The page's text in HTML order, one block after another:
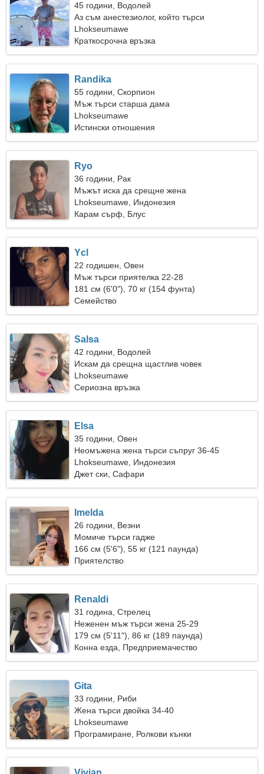
45 години, Водолей
Аз съм анестезиолог, който търси
привлекателна жена
Lhokseumawe
Краткосрочна връзка
Randika
55 години, Скорпион
Мъж търси старша дама
Lhokseumawe
Истински отношения
Ryo
36 години, Рак
Мъжът иска да срещне жена
Lhokseumawe, Индонезия
Карам сърф, Блус
Ycl
22 годишен, Овен
Мъж търси приятелка 22-28
181 см (6'0"), 70 кг (154 фунта)
Семейство
Salsa
42 години, Водолей
Искам да срещна щастлив човек
Lhokseumawe
Сериозна връзка
Elsa
35 години, Овен
Неомъжена жена търси съпруг 36-45
Lhokseumawe, Индонезия
Джет ски, Сафари
Imelda
26 години, Везни
Момиче търси гадже
166 см (5'6"), 55 кг (121 паунда)
Приятелство
Renaldi
31 година, Стрелец
Неженен мъж търси жена 25-29
179 см (5'11"), 86 кг (189 паунда)
Конна езда, Предприемачество
Gita
33 години, Риби
Жена търси двойка 34-40
Lhokseumawe
Програмиране, Ролкови кънки